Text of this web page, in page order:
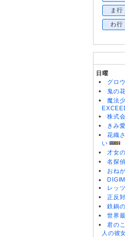
ま行
わ行
日曜
グロ
鬼の
魔法
株式
きみ愛
花織
い
才女
名探
おね
レッ
正反
鉄鍋
世界
君の
人の彼